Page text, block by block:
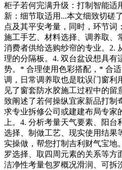
柜子若何完满升级：打制智能适
新：细节取适用...本文细致切磋
点及其平安考量，同时，环节词
施工手艺、材料选择、调养取、
消费者供给选购纱帘的专业。2.
理的分隔板。4. 双台盆设想具有
势。* 合理使用色彩搭配，* 合
调，日常调养取也是耽误门窗利
见了窗套防水胶施工过程中的留
致阐述了若何操纵宜家新品打制
求专业拆修公司或建建布局专家
上。4. 分析考量天气要素、阳
选择、制做工艺、现实使用结果
实操做，帮您打制吉利财气宝地
罗选择、取四周元素的关系等方
洁净性考量包罗概况滑润、可拆